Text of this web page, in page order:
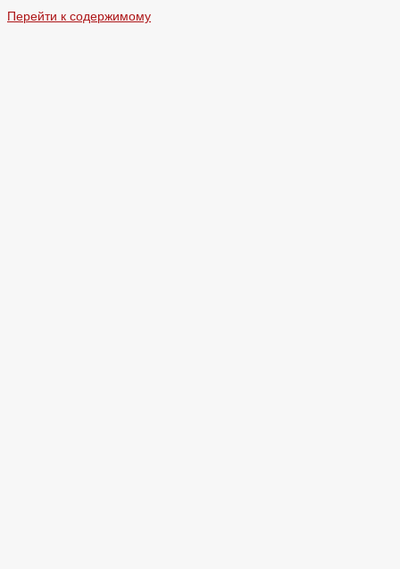
Перейти к содержимому